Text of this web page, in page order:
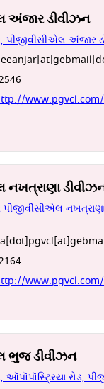
અંજાર ડીવીઝન
પીજીવીસીએલ અંજાર
www.pgvcl.com/
નખત્રાણા
પીજીવીસીએલ
www.pgvcl.com/
ભુજ ડીવીઝન
ઑપૉપૉસ્ટ્રિયા રોડ,